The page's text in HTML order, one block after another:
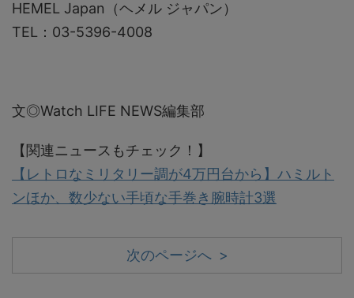
HEMEL Japan（ヘメル ジャパン）
TEL：03-5396-4008
文◎Watch LIFE NEWS編集部
【関連ニュースもチェック！】
【レトロなミリタリー調が4万円台から】ハミルト
ンほか、数少ない手頃な手巻き腕時計3選
次のページへ >